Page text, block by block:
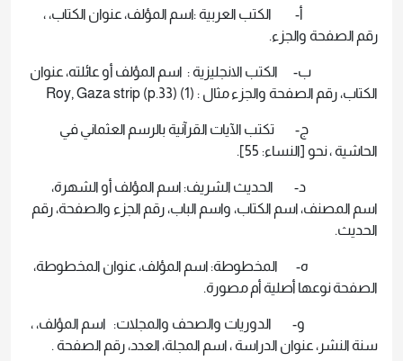
‌أ- الكتب العربية :اسم المؤلف، عنوان الكتاب، ،
رقم الصفحة والجزء.
‌ب- الكتب الانجليزية : اسم المؤلف أو عائلته، عنوان
الكتاب، رقم الصفحة والجزء مثال : (1) Roy, Gaza strip (p.33)
‌ج- تكتب الآيات القرآنية بالرسم العثماني في
الحاشية ، نحو [النساء: 55].
‌د- الحديث الشريف: اسم المؤلف أو الشهرة،
اسم المصنف، اسم الكتاب، واسم الباب، رقم الجزء والصفحة، رقم
الحديث.
‌ه- المخطوطة: اسم المؤلف، عنوان المخطوطة،
الصفحة نوعها أصلية أم مصورة.
‌و- الدوريات والصحف والمجلات: اسم المؤلف، ،
سنة النشر، عنوان الدراسة ، اسم المجلة، العدد، رقم الصفحة .